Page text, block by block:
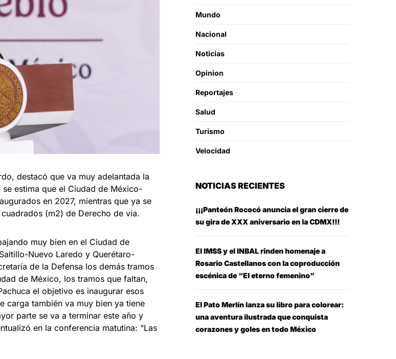
destacó que va muy adelantada la
estima que el Ciudad de México-
en 2027, mientras que ya se
(m2) de Derecho de vía.
muy bien en el Ciudad de
Nuevo Laredo y Querétaro-
de la Defensa los demás tramos
de México, los tramos que faltan,
el objetivo es inaugurar esos
carga también va muy bien ya tiene
parte se va a terminar este año y
en la conferencia matutina: “Las
Mundo
Nacional
Noticias
Opinion
Reportajes
Salud
Turismo
Velocidad
NOTICIAS RECIENTES
¡¡¡Panteón Rococó anuncia el gran cierre de
su gira de XXX aniversario en la CDMX!!!
El IMSS y el INBAL rinden homenaje a
Rosario Castellanos con la coproducción
escénica de “El eterno femenino”
El Pato Merlín lanza su libro para colorear:
una aventura ilustrada que conquista
corazones y goles en todo México